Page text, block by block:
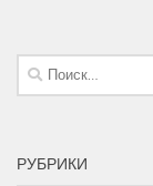
Найти:
РУБРИКИ